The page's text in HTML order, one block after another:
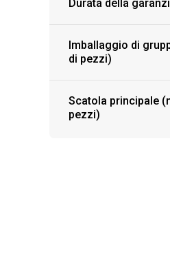
Durata della
Imballaggio di
di pezzi)
Scatola principale
pezzi)